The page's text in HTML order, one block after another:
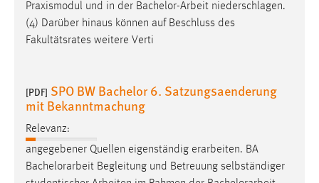
Praxismodul und in der Bachelor-Arbeit niederschlagen.
(4) Darüber hinaus können auf Beschluss des
Fakultätsrates weitere Verti
[PDF] SPO BW Bachelor 6. Satzungsaenderung
mit Bekanntmachung
Relevanz:
angegebener Quellen eigenständig erarbeiten. BA
Bachelorarbeit Begleitung und Betreuung selbständiger
_fbp
Anbieter:
Conversion-Tracking
3 Monate